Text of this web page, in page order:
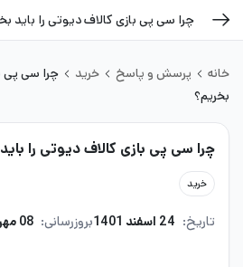
چرا سی پی بازی کالاف دیوتی را باید
خانه پرسش و پاسخ خرید
چرا سی پی
بخریم؟
چرا سی پی بازی کالاف دیوتی را
خرید
تاریخ: 24 اسفند 1401 بروزرسانی: 08 مهر 1402 12:24